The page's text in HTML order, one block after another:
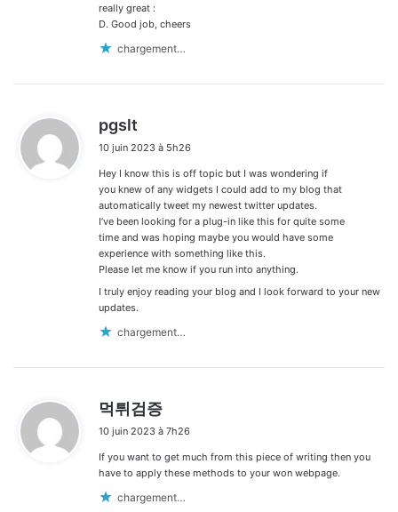
really great :
D. Good job, cheers
chargement…
pgslt
t
:
10 juin 2023 à 5h26
Hey I know this is off topic but I was wondering if
you knew of any widgets I could add to my blog that
automatically tweet my newest twitter updates.
I’ve been looking for a plug-in like this for quite some
time and was hoping maybe you would have some
experience with something like this.
Please let me know if you run into anything.
I truly enjoy reading your blog and I look forward to your new
updates.
chargement…
먹튀검증
t
:
10 juin 2023 à 7h26
If you want to get much from this piece of writing then you
have to apply these methods to your won webpage.
chargement…